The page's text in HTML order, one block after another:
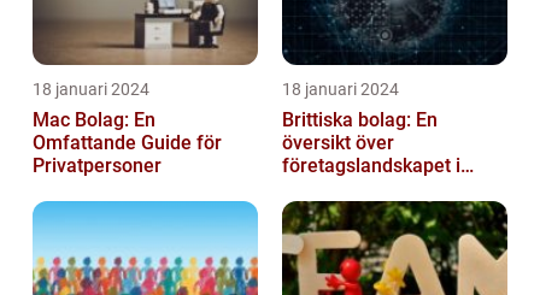
18 januari 2024
Mac Bolag: En
Omfattande Guide för
Privatpersoner
18 januari 2024
Brittiska bolag: En
översikt över
företagslandskapet i